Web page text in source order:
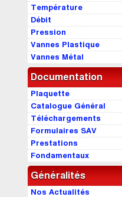
Température
Débit
Pression
Vannes Plastique
Vannes Métal
Documentation
Plaquette
Catalogue Général
Téléchargements
Formulaires SAV
Prestations
Fondamentaux
Généralités
Nos Actualités